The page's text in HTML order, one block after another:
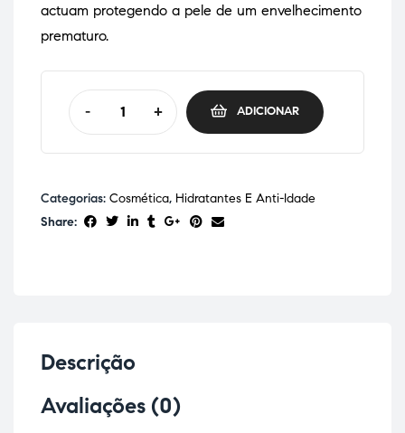
actuam protegendo a pele de um envelhecimento
prematuro.
- + ADICIONAR
Categorias: Cosmética, Hidratantes E Anti-Idade
Share:
Descrição
Avaliações (0)